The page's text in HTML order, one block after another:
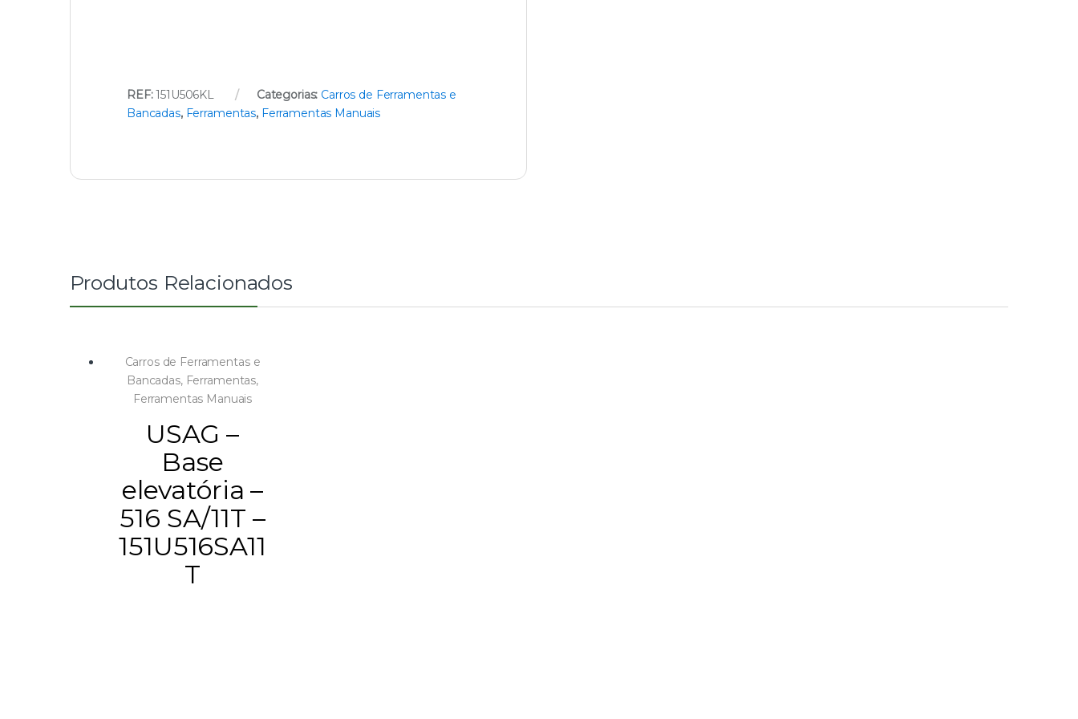
REF:151U506KL Categorias: Carros de Ferramentas e
Bancadas, Ferramentas, Ferramentas Manuais
Produtos Relacionados
Carros de Ferramentas e
Bancadas, Ferramentas,
Ferramentas Manuais
USAG –
Base
elevatória –
516 SA/11T –
151U516SA11
T